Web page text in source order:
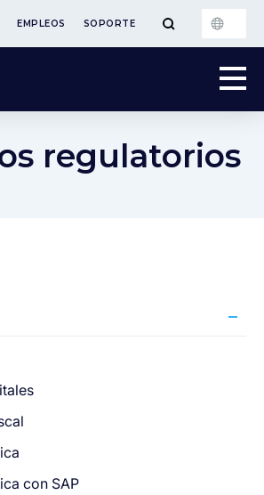
EMPLEOS SOPORTE
regulatorios
con SAP